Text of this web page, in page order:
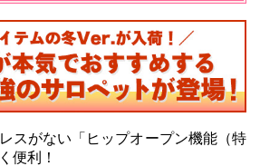
スがない「ヒップオープン機能（特
便利！